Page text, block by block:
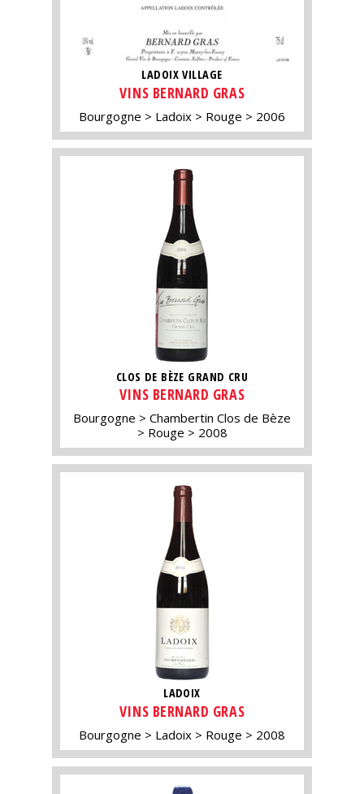
LADOIX VILLAGE
VINS BERNARD GRAS
Bourgogne Ladoix Rouge 2006
CLOS DE BÈZE GRAND CRU
VINS BERNARD GRAS
Bourgogne
Chambertin Clos de Bèze
Rouge
2008
LADOIX
VINS BERNARD GRAS
Bourgogne Ladoix Rouge 2008